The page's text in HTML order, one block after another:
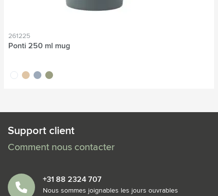
261225
Ponti 250 ml mug
blancsablegris vert
Support client
Comment nous contacter
+31 88 2324 707
Nous sommes joignables les jours ouvrables